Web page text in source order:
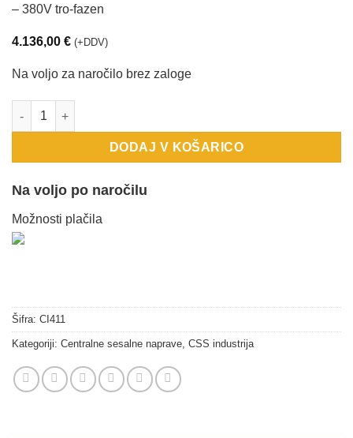
– 380V tro-fazen
4.136,00 € (+DDV)
Na voljo za naročilo brez zaloge
PERFETTO industrijski centralni sesalnik TR10S - 2.2 kW -
DODAJ V KOŠARICO
Na voljo po naročilu
Možnosti plačila
Šifra: CI411
Kategoriji: Centralne sesalne naprave, CSS industrija